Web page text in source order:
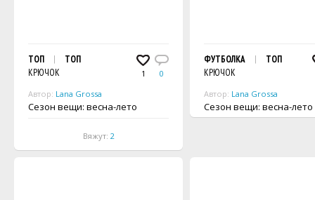
1 0
ТОП
ТОП
КРЮЧОК
Автор: Lana Grossa
Сезон вещи: весна-лето
Вяжут: 2
ФУТБОЛКА
ТОП
КРЮЧОК
Автор: Lana Grossa
Сезон вещи: весна-лето